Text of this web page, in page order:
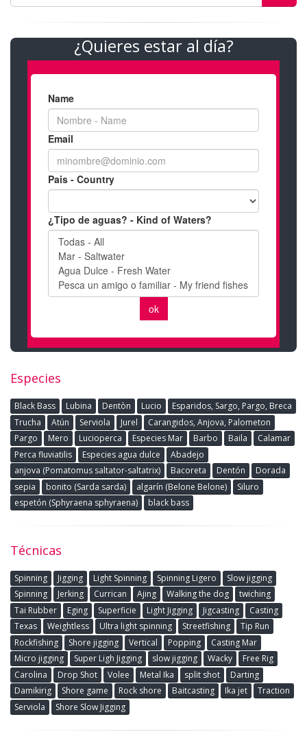
¿Quieres estar al día?
Especies
Black Bass Lubina Dentòn Lucio
Esparidos, Sargo, Pargo, Breca
Trucha
Atún Serviola Jurel
Carangidos, Anjova, Palometon
Pargo
Mero Lucioperca Especies Mar Barbo Baila
Calamar
Perca fluviatilis
Especies agua dulce
Abadejo
anjova (Pomatomus saltator-saltatrix)
Bacoreta Dentón
Dorada
sepia
bonito (Sarda sarda) algarín (Belone Belone)
Siluro
espetón (Sphyraena sphyraena)
black bass
Técnicas
Spinning Jigging Light Spinning Spinning Ligero
Slow jigging
Spinning
Jerking Currican Ajing Walking the dog
twiching
Tai Rubber
Eging Superficie Light Jigging Jigcasting
Casting
Texas
Weightless Ultra light spinning Streetfishing
Tip Run
Rockfishing
Shore jigging Vertical Popping
Casting Mar
Micro jigging
Super Ligh Jigging slow jigging Wacky
Free Rig
Carolina
Drop Shot Volee Metal Ika split shot
Darting
Damikirig
Shore game Rock shore Baitcasting Ika jet
Traction
Serviola
Shore Slow Jigging